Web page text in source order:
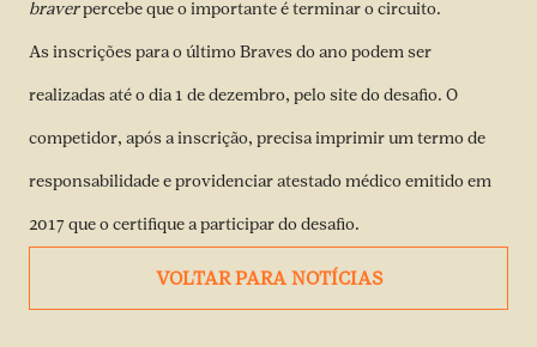
braverpercebe que o importante é terminar o circuito.
As inscrições para o último Braves do ano podem ser
realizadas até o dia 1 de dezembro, pelo site do desafio. O
competidor, após a inscrição, precisa imprimir um termo de
responsabilidade e providenciar atestado médico emitido em
2017 que o certifique a participar do desafio.
VOLTAR PARA NOTÍCIAS